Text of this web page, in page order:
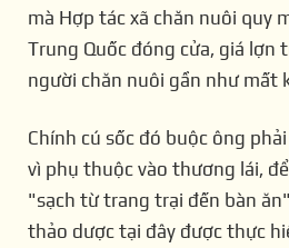
mà Hợp tác xã chăn nuôi quy
Trung Quốc đóng cửa, giá lợn
người chăn nuôi gần như mất
Chính cú sốc đó buộc ông
vì phụ thuộc vào thương lái,
"sạch từ trang trại đến bàn
thảo dược tại đây được thực